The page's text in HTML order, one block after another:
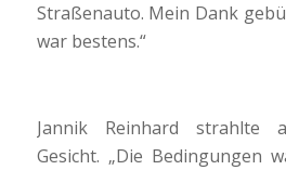
Straßenauto. Mein Dank
war bestens.“
Jannik Reinhard strahlte
Gesicht. „Die Bedingungen